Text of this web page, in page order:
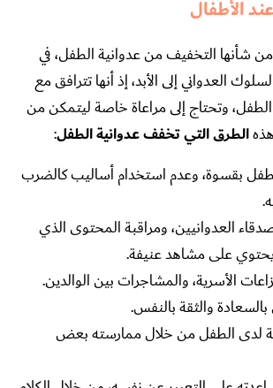
الأطفال
شأنها التخفيف من عدوانية الطفل، في
العدواني إلى الأبد، إذ أنها تترافق مع
وتحتاج إلى مراعاة خاصة ليتمكن من
الطرق التي تخفف عدوانية الطفل:
بقسوة، وعدم استخدام أساليب كالضرب
العدوانيين، ومراقبة المحتوى الذي
يحتوي على مشاهد عنيفة.
الأسرية، والمشاجرات بين الوالدين.
والثقة بالنفس.
لدى الطفل من خلال ممارسته بعض